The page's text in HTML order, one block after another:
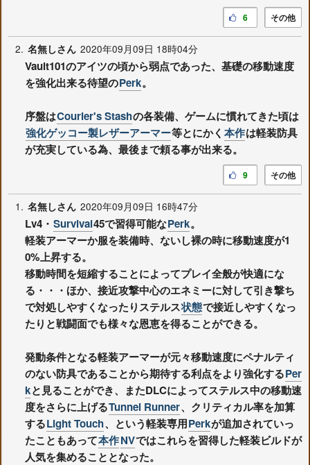
その他
6
2. 名無しさん 2020年09月09日 18時04分
Vault101のアイツの頃から弱点であった、基礎の移動速度
を強化出来る待望のPerk。
序盤はCourier's Stashの各装備、ゲームに慣れてきた頃は
強化ゲッコー製レザーアーマー等とにかく 本作は軽装防具
が充実している為、最後まで頼る事が出来る。
その他
9
1. 名無しさん 2020年09月09日 16時47分
Lv4・ Survival45で習得可能なPerk。
軽装アーマーか服を装備時、ないし裸の時に移動速度が1
0%上昇する。
移動時間を短縮することによってプレイ全般が快適にな
る・・・ほか、接近攻撃中心のエネミーに対して引き撃ち
で対処しやすくなったりステルス状態で接近しやすくなっ
たりと戦闘面でも様々な恩恵を得ることができる。
発動条件となる軽装アーマーが元々移動速度にペナルティ
のない防具であることから期待する利点をより強化するPer
kと見ることができ、またDLCによってステルス中の移動速
度をさらに上げるTunnel Runner、クリティカル率を加算
するLight Touch、という軽装専用Perkが追加されていっ
たこともあって本作NVではこれらを習得した軽装ビルドが
人気を集めることとなった。